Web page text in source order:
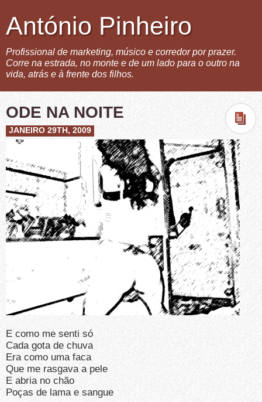
António Pinheiro
Profissional de marketing, músico e corredor por prazer.
Corre na estrada, no monte e de um lado para o outro na
vida, atrás e à frente dos filhos.
ODE NA NOITE
JANEIRO 29TH, 2009
E como me senti só
Cada gota de chuva
Era como uma faca
Que me rasgava a pele
E abria no chão
Poças de lama e sangue